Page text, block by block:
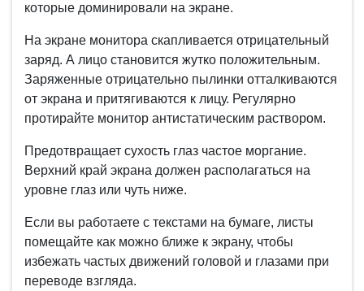
которые доминировали на экране.
На экране монитора скапливается отрицательный
заряд. А лицо становится жутко положительным.
Заряженные отрицательно пылинки отталкиваются
от экрана и притягиваются к лицу. Регулярно
протирайте монитор антистатическим раствором.
Предотвращает сухость глаз частое моргание.
Верхний край экрана должен располагаться на
уровне глаз или чуть ниже.
Если вы работаете с текстами на бумаге, листы
помещайте как можно ближе к экрану, чтобы
избежать частых движений головой и глазами при
переводе взгляда.